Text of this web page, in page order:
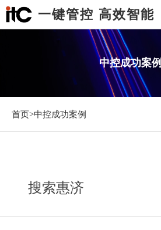
一键管控 高效智能
中控成功案例
首页>中控成功案例
搜索惠济